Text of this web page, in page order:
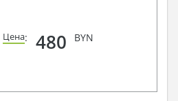
Цена: 480 BYN